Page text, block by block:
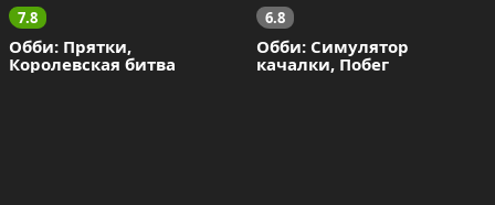
7.8
Обби: Прятки,
Королевская битва
6.8
Обби: Симулятор
качалки, Побег